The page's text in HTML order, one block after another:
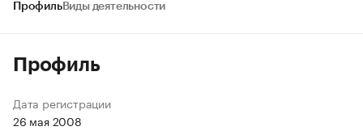
ПрофильВиды деятельности
Профиль
Дата регистрации
26 мая 2008